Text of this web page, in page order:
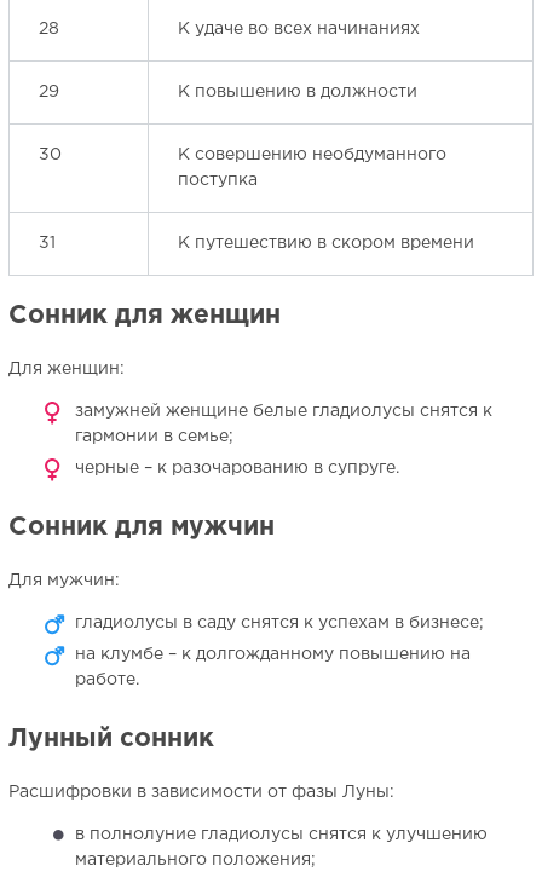
28 К удаче во всех начинаниях
29 К повышению в должности
30
К совершению необдуманного
поступка
31 К путешествию в скором времени
Сонник для женщин
Для женщин:
замужней женщине белые гладиолусы снятся к
гармонии в семье;
черные – к разочарованию в супруге.
Сонник для мужчин
Для мужчин:
гладиолусы в саду снятся к успехам в бизнесе;
на клумбе – к долгожданному повышению на
работе.
Лунный сонник
Расшифровки в зависимости от фазы Луны:
в полнолуние гладиолусы снятся к улучшению
материального положения;